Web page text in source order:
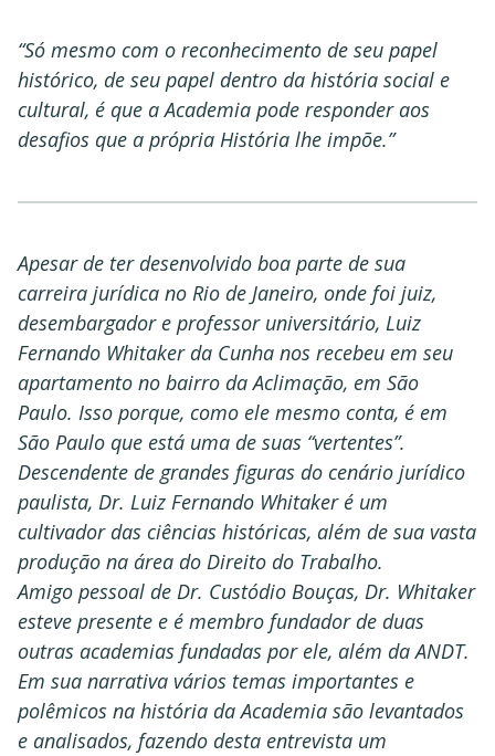
“Só mesmo com o reconhecimento de seu papel
histórico, de seu papel dentro da história social e
cultural, é que a Academia pode responder aos
desafios que a própria História lhe impõe.”
Apesar de ter desenvolvido boa parte de sua
carreira jurídica no Rio de Janeiro, onde foi juiz,
desembargador e professor universitário, Luiz
Fernando Whitaker da Cunha nos recebeu em seu
apartamento no bairro da Aclimação, em São
Paulo. Isso porque, como ele mesmo conta, é em
São Paulo que está uma de suas “vertentes”.
Descendente de grandes figuras do cenário jurídico
paulista, Dr. Luiz Fernando Whitaker é um
cultivador das ciências históricas, além de sua vasta
produção na área do Direito do Trabalho.
Amigo pessoal de Dr. Custódio Bouças, Dr. Whitaker
esteve presente e é membro fundador de duas
outras academias fundadas por ele, além da ANDT.
Em sua narrativa vários temas importantes e
polêmicos na história da Academia são levantados
e analisados, fazendo desta entrevista um